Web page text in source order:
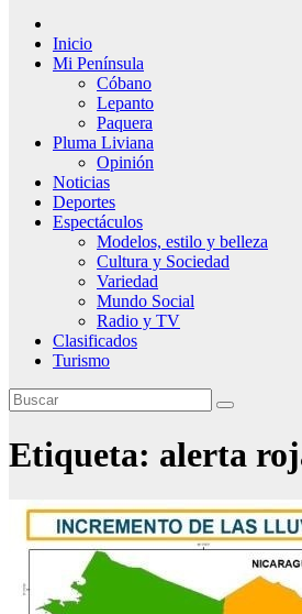
Inicio
Mi Península
Cóbano
Lepanto
Paquera
Pluma Liviana
Opinión
Noticias
Deportes
Espectáculos
Modelos, estilo y belleza
Cultura y Sociedad
Variedad
Mundo Social
Radio y TV
Clasificados
Turismo
Etiqueta: alerta